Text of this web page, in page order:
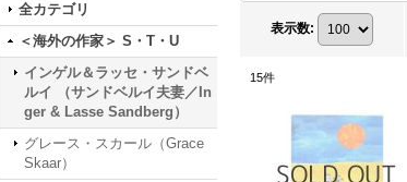
全カテゴリ
＜海外の作家＞ S・T・U
インゲル＆ラッセ・サンドベ
ルイ （サンドベルイ夫妻／In
ger & Lasse Sandberg）
グレース・スカール（Grace
Skaar）
表示数:
15件